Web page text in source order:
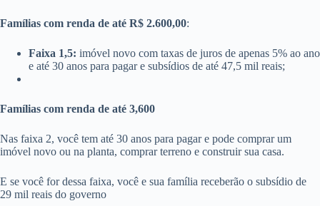
Famílias com renda de até R$ 2.600,00:
Faixa 1,5: imóvel novo com taxas de juros de apenas 5% ao ano
e até 30 anos para pagar e subsídios de até 47,5 mil reais;
Famílias com renda de até 3,600
Nas faixa 2, você tem até 30 anos para pagar e pode comprar um
imóvel novo ou na planta, comprar terreno e construir sua casa.
E se você for dessa faixa, você e sua família receberão o subsídio de
29 mil reais do governo